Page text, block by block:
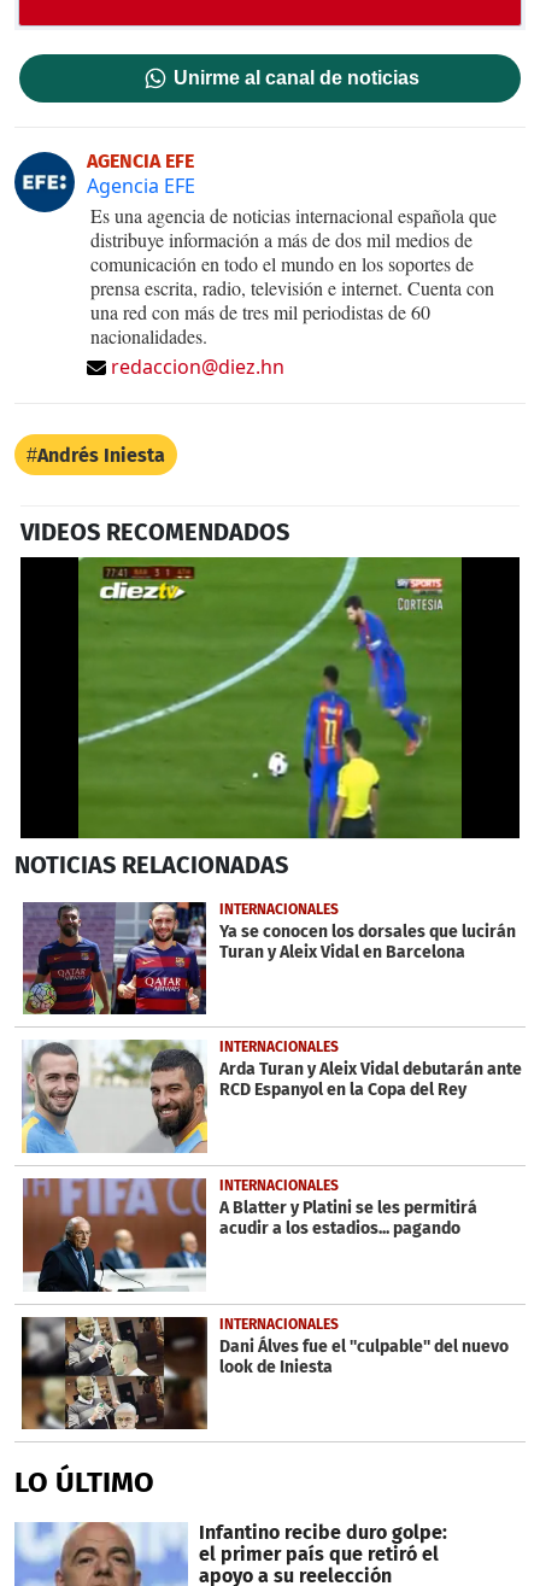
Unirme al canal de noticias
AGENCIA EFE
Agencia EFE
Es una agencia de noticias internacional española que
distribuye información a más de dos mil medios de
comunicación en todo el mundo en los soportes de
prensa escrita, radio, televisión e internet. Cuenta con
una red con más de tres mil periodistas de 60
nacionalidades.
redaccion@diez.hn
Andrés Iniesta
VIDEOS RECOMENDADOS
seconds
24
seconds
NOTICIAS RELACIONADAS
INTERNACIONALES
Ya se conocen los dorsales que lucirán
Turan y Aleix Vidal en Barcelona
INTERNACIONALES
Arda Turan y Aleix Vidal debutarán ante
RCD Espanyol en la Copa del Rey
INTERNACIONALES
A Blatter y Platini se les permitirá
acudir a los estadios... pagando
INTERNACIONALES
Dani Álves fue el ''culpable'' del nuevo
look de Iniesta
LO ÚLTIMO
Infantino recibe duro golpe:
el primer país que retiró el
apoyo a su reelección